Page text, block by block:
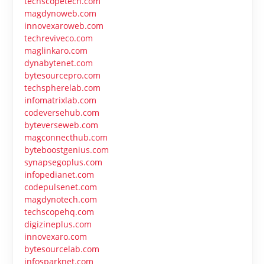
magdynoweb.com
innovexaroweb.com
techreviveco.com
maglinkaro.com
dynabytenet.com
bytesourcepro.com
techspherelab.com
infomatrixlab.com
codeversehub.com
byteverseweb.com
magconnecthub.com
byteboostgenius.com
synapsegoplus.com
infopedianet.com
codepulsenet.com
magdynotech.com
techscopehq.com
digizineplus.com
innovexaro.com
bytesourcelab.com
infosparknet.com